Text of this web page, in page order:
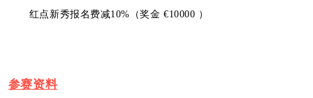
红点新秀报名费减10%（奖金 €10000 ）
参赛资料